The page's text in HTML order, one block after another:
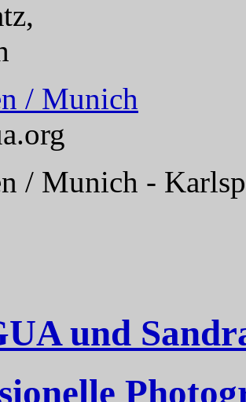
/ Munich
/ Munich -
und